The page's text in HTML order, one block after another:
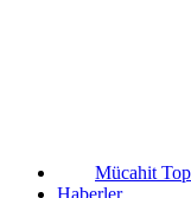
Mücahit